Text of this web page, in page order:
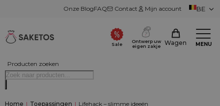
Onze BlogFAQ Contact Mijn account BE
Producten zoeken
Sale
Ontwerp uw
eigen zakje
Wagen MENU
Home | Toepassingen | Lifehack – slimme ideeën